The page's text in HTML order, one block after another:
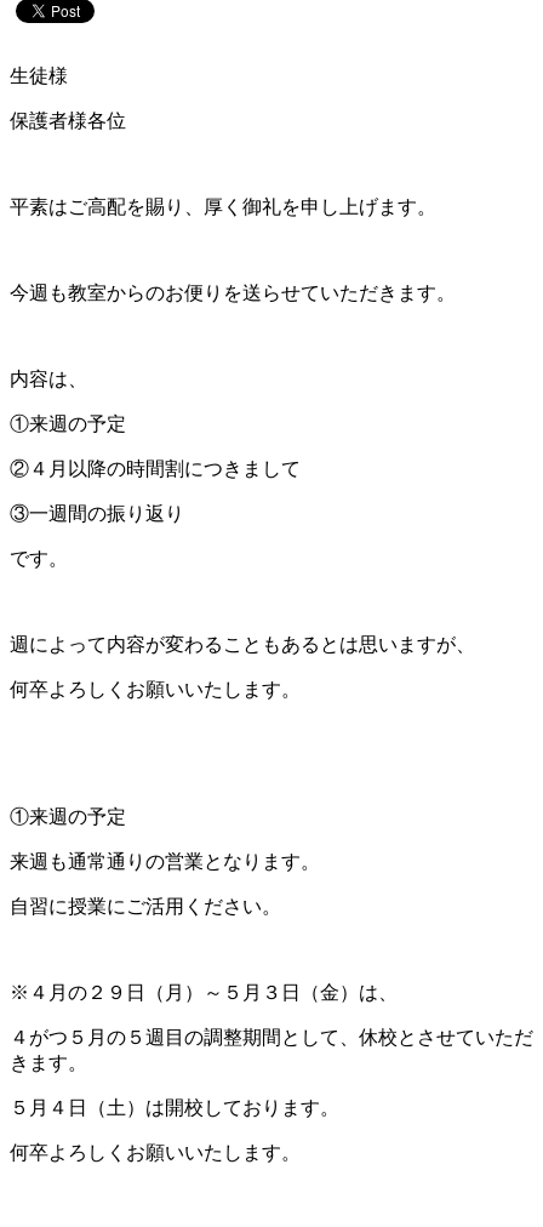
生徒様
保護者様各位
平素はご高配を賜り、厚く御礼を申し上げます。
今週も教室からのお便りを送らせていただきます。
内容は、
①来週の予定
②４月以降の時間割につきまして
③一週間の振り返り
です。
週によって内容が変わることもあるとは思いますが、
何卒よろしくお願いいたします。
①来週の予定
来週も通常通りの営業となります。
自習に授業にご活用ください。
※４月の２９日（月）～５月３日（金）は、
４がつ５月の５週目の調整期間として、休校とさせていただ
きます。
５月４日（土）は開校しております。
何卒よろしくお願いいたします。